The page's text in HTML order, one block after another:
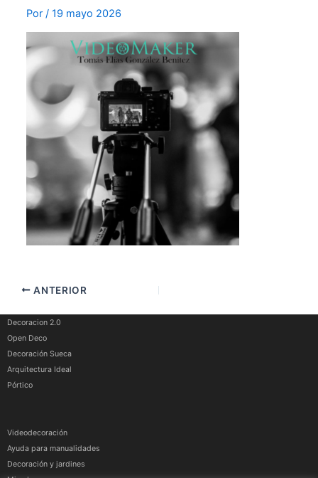
Por/19 mayo 2026
ANTERIOR
Decoracion 2.0
Open Deco
Decoración Sueca
Arquitectura Ideal
Pórtico
Videodecoración
Ayuda para manualidades
Decoración y jardines